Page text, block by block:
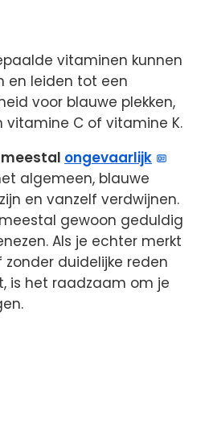
vitaminen kunnen
en leiden tot een
voor blauwe plekken,
vitamine C of vitamine K.
meestal ongevaarlijk
algemeen, blauwe
en vanzelf verdwijnen.
gewoon geduldig
Als je echter merkt
duidelijke reden
is het raadzaam om je